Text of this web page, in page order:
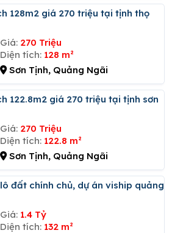
Giá: 270 Triệu
Diện tích: 128 m²
Sơn Tịnh, Quảng Ngãi
Giá: 270 Triệu
Diện tích: 122.8 m²
Sơn Tịnh, Quảng Ngãi
Giá: 1.4 Tỷ
Diện tích: 132 m²